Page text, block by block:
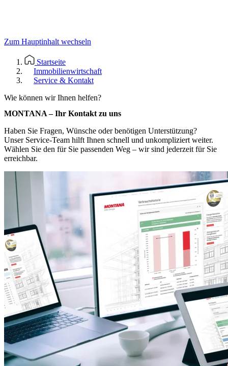
Zum Hauptinhalt wechseln
Startseite
Immobilienwirtschaft
Service & Kontakt
Wie können wir Ihnen helfen?
MONTANA – Ihr Kontakt zu uns
Haben Sie Fragen, Wünsche oder benötigen Unterstützung?
Unser Service-Team hilft Ihnen schnell und unkompliziert weiter.
Wählen Sie den für Sie passenden Weg – wir sind jederzeit für Sie
erreichbar.